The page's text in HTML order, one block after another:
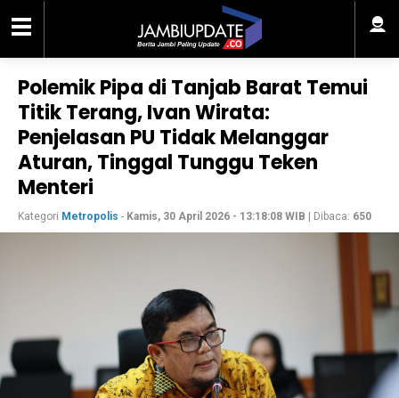
Polemik Pipa di Tanjab Barat Temui
Titik Terang, Ivan Wirata:
Penjelasan PU Tidak Melanggar
Aturan, Tinggal Tunggu Teken
Menteri
Kategori Metropolis - Kamis, 30 April 2026 - 13:18:08 WIB | Dibaca: 650